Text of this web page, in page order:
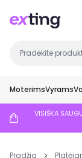
MoterimsVyrams
VISIŠKA
Pradžia